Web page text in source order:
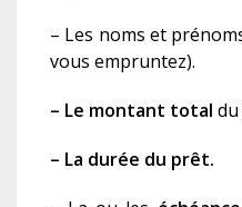
– Les noms et
vous empruntez).
– Le montant total
– La durée du prêt.